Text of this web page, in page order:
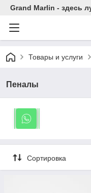
Grand Marlin - здесь
Товары и услуги
Пеналы
Сортировка